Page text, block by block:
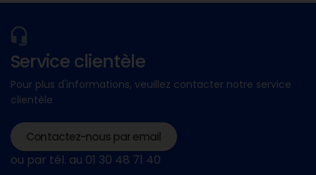
Service clientèle
Pour plus d'informations, veuillez contacter notre service
clientèle
Contactez-nous par email
ou par tél. au 01 30 48 71 40